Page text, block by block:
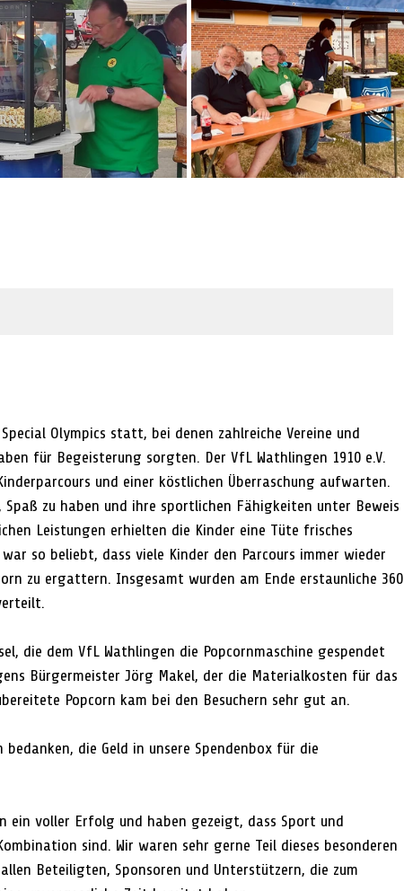
Olympics statt, bei denen zahlreiche Vereine und
für Begeisterung sorgten. Der VfL Wathlingen 1910 e.V.
und einer köstlichen Überraschung aufwarten.
zu haben und ihre sportlichen Fähigkeiten unter Beweis
Leistungen erhielten die Kinder eine Tüte frisches
so beliebt, dass viele Kinder den Parcours immer wieder
zu ergattern. Insgesamt wurden am Ende erstaunliche 360
die dem VfL Wathlingen die Popcornmaschine gespendet
Bürgermeister Jörg Makel, der die Materialkosten für das
Popcorn kam bei den Besuchern sehr gut an.
bedanken, die Geld in unsere Spendenbox für die
ein voller Erfolg und haben gezeigt, dass Sport und
sind. Wir waren sehr gerne Teil dieses besonderen
Beteiligten, Sponsoren und Unterstützern, die zum